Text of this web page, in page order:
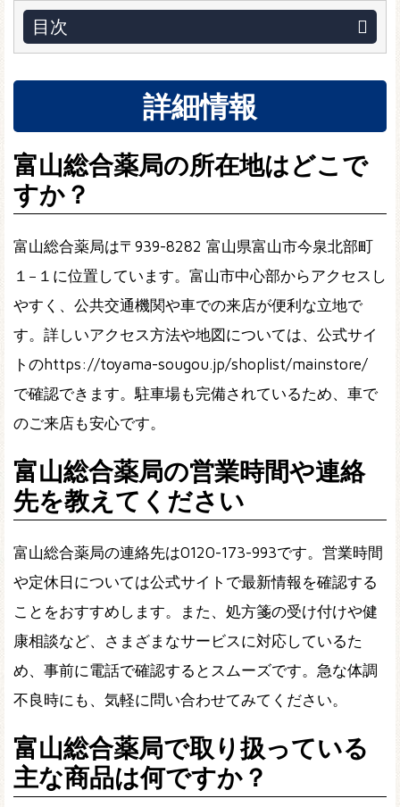
目次
詳細情報
富山総合薬局の所在地はどこで
すか？
富山総合薬局は〒939-8282 富山県富山市今泉北部町
１−１に位置しています。富山市中心部からアクセスし
やすく、公共交通機関や車での来店が便利な立地で
す。詳しいアクセス方法や地図については、公式サイ
トのhttps://toyama-sougou.jp/shoplist/mainstore/
で確認できます。駐車場も完備されているため、車で
のご来店も安心です。
富山総合薬局の営業時間や連絡
先を教えてください
富山総合薬局の連絡先は0120-173-993です。営業時間
や定休日については公式サイトで最新情報を確認する
ことをおすすめします。また、処方箋の受け付けや健
康相談など、さまざまなサービスに対応しているた
め、事前に電話で確認するとスムーズです。急な体調
不良時にも、気軽に問い合わせてみてください。
富山総合薬局で取り扱っている
主な商品は何ですか？